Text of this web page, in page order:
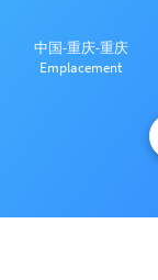
中国-重庆-重庆
Emplacement